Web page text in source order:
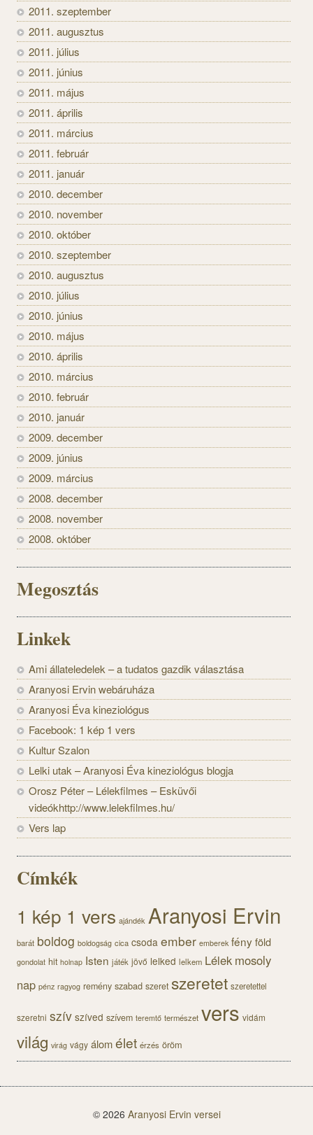
2011. szeptember
2011. augusztus
2011. július
2011. június
2011. május
2011. április
2011. március
2011. február
2011. január
2010. december
2010. november
2010. október
2010. szeptember
2010. augusztus
2010. július
2010. június
2010. május
2010. április
2010. március
2010. február
2010. január
2009. december
2009. június
2009. március
2008. december
2008. november
2008. október
Megosztás
Linkek
Ami állateledelek – a tudatos gazdik választása
Aranyosi Ervin webáruháza
Aranyosi Éva kineziológus
Facebook: 1 kép 1 vers
Kultur Szalon
Lelki utak – Aranyosi Éva kineziológus blogja
Orosz Péter – Lélekfilmes – Esküvői
videókhttp://www.lelekfilmes.hu/
Vers lap
Címkék
1 kép 1 vers ajándék Aranyosi Ervin
barát boldog boldogság cica csoda ember emberek fényföld
gondolat hit holnap Isten játék jövő lelked lelkem Lélek mosoly
nap pénz ragyog remény szabad szeret szeretet szeretettel
szeretni szív szíved szívem teremtő természet vers vidám
világ virág vágy álomélet érzés öröm
© 2026 Aranyosi Ervin versei